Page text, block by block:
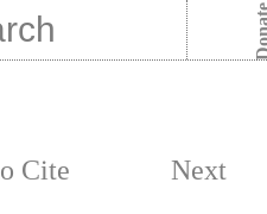
Cite Next